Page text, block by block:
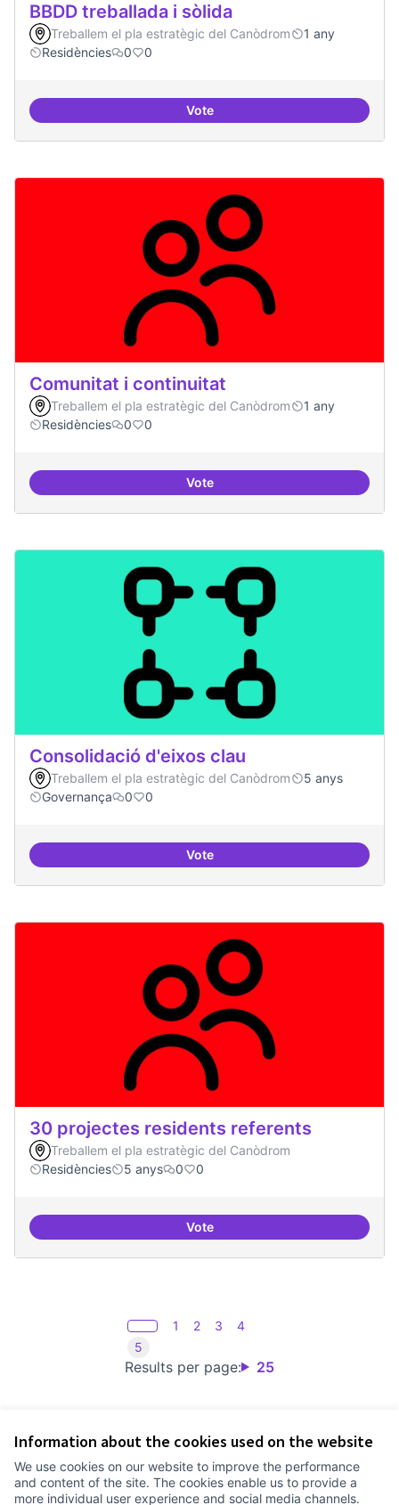
Information about the cookies used on the website
We use cookies on our website to improve the performance
and content of the site. The cookies enable us to provide a
more individual user experience and social media channels.
BBDD treballada i sòlida
Treballem el pla estratègic del Canòdrom
1 any
Residències
0 0
VoteBBDD treballada i sòlida
Comunitat i continuitat
Treballem el pla estratègic del Canòdrom
1 any
Residències
0 0
VoteComunitat i continuitat
Consolidació d'eixos clau
Treballem el pla estratègic del Canòdrom
5 anys
Governança
0 0
VoteConsolidació d'eixos clau
30 projectes residents referents
Treballem el pla estratègic del Canòdrom
Residències
5 anys 0 0
Vote30 projectes residents referents
Results per page: 25
1 2 3
4
5
Cookie settings
Comunitat Canòdrom at Facebook
(External link)
Comunitat Canòdrom at Instagram
(External link)
Comunitat Canòdrom at YouTube
(External link)
English
Triar la llenguaElegir el idiomaChoose language